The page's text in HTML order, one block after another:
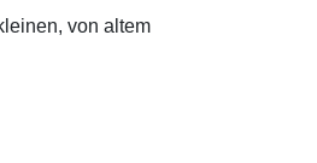
von altem